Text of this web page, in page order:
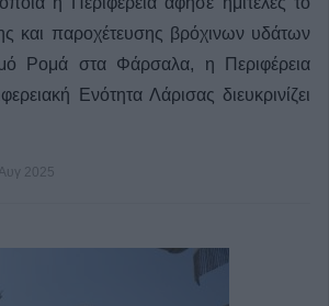
και παροχέτευσης βρόχινων υδάτων
Ρομά στα Φάρσαλα, η Περιφέρεια
Ενότητα Λάρισας διευκρινίζει
Αυγ 2025